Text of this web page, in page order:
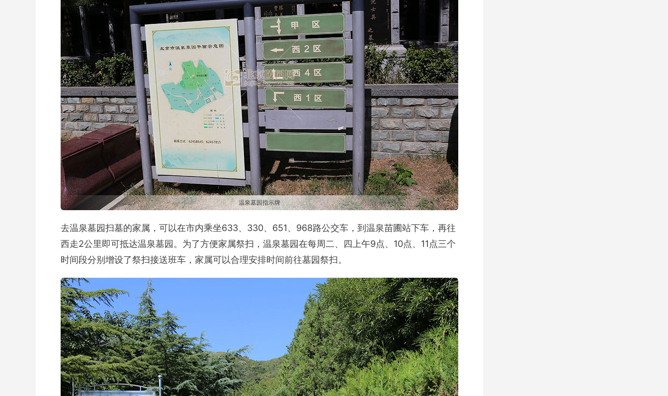
温泉墓园指示牌
去温泉墓园扫墓的家属，可以在市内乘坐633、330、651、968路公交车，到温泉苗圃站下车，再往
西走2公里即可抵达温泉墓园。为了方便家属祭扫，温泉墓园在每周二、四上午9点、10点、11点三个
时间段分别增设了祭扫接送班车，家属可以合理安排时间前往墓园祭扫。